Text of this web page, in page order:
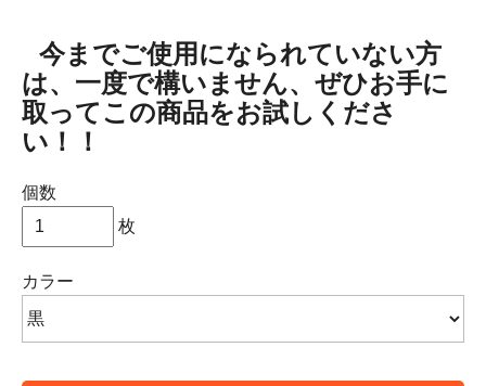
今までご使用になられていない方
は、一度で構いません、ぜひお手に
取ってこの商品をお試しくださ
い！！
個数
枚
カラー